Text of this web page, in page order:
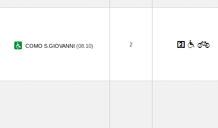
COMO S.GIOVANNI (08.10) 2